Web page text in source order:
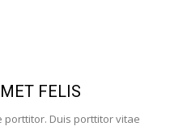
FELIS
porttitor. Duis porttitor vitae